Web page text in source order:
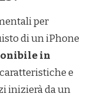
per
di un iPhone
in
e
inizierà da un